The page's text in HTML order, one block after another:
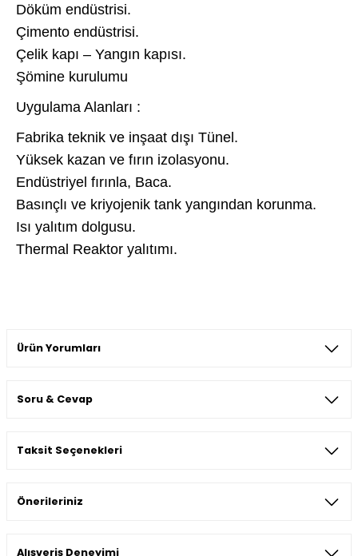
Döküm endüstrisi.
Çimento endüstrisi.
Çelik kapı – Yangın kapısı.
Şömine kurulumu
Uygulama Alanları :
Fabrika teknik ve inşaat dışı Tünel.
Yüksek kazan ve fırın izolasyonu.
Endüstriyel fırınla, Baca.
Basınçlı ve kriyojenik tank yangından korunma.
Isı yalıtım dolgusu.
Thermal Reaktor yalıtımı.
Ürün Yorumları
Soru & Cevap
Taksit Seçenekleri
Önerileriniz
Bu ürünün fiyat bilgisi, resim, ürün açıklamalarında ve diğer
Alışveriş Deneyimi